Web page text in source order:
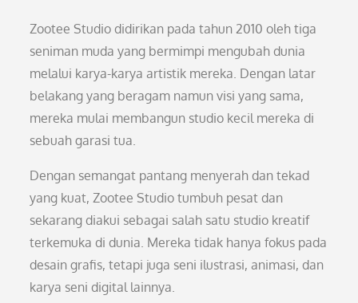
Zootee Studio didirikan pada tahun 2010 oleh tiga
seniman muda yang bermimpi mengubah dunia
melalui karya-karya artistik mereka. Dengan latar
belakang yang beragam namun visi yang sama,
mereka mulai membangun studio kecil mereka di
sebuah garasi tua.
Dengan semangat pantang menyerah dan tekad
yang kuat, Zootee Studio tumbuh pesat dan
sekarang diakui sebagai salah satu studio kreatif
terkemuka di dunia. Mereka tidak hanya fokus pada
desain grafis, tetapi juga seni ilustrasi, animasi, dan
karya seni digital lainnya.